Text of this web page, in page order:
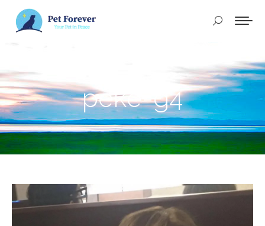
Buscar:
peke-g4